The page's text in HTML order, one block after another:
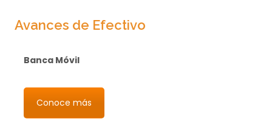
Avances de Efectivo
Banca Móvil
Conoce más